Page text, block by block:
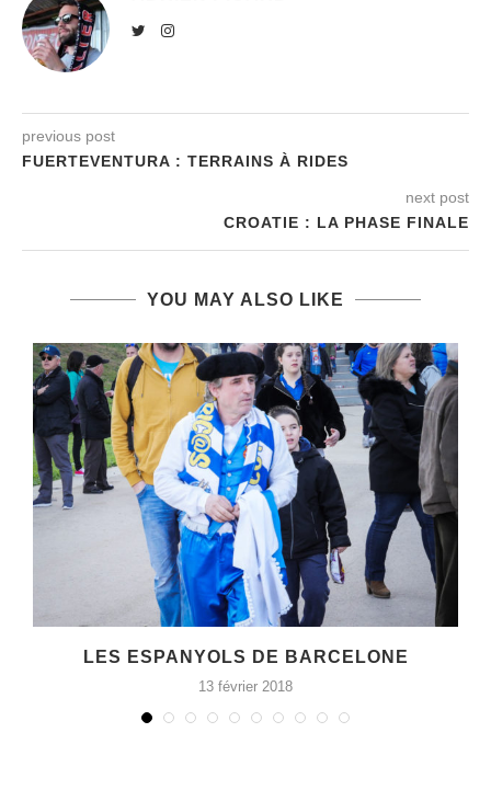
previous post
FUERTEVENTURA : TERRAINS À RIDES
next post
CROATIE : LA PHASE FINALE
YOU MAY ALSO LIKE
LES ESPANYOLS DE BARCELONE
13 février 2018